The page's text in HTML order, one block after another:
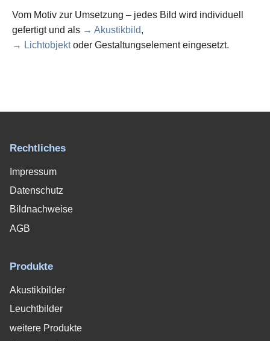
Vom Motiv zur Umsetzung – jedes Bild wird individuell
gefertigt und als → Akustikbild,
→ Lichtobjektoder Gestaltungselement eingesetzt.
Rechtliches
Impressum
Datenschutz
Bildnachweise
AGB
Produkte
Akustikbilder
Leuchtbilder
weitere Produkte